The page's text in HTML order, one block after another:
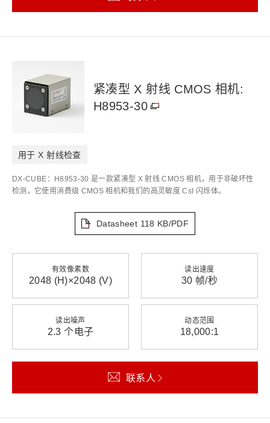
紧凑型 X 射线 CMOS 相机:
H8953-30
用于 X 射线检查
DX-CUBE：H8953-30 是一款紧凑型 X 射线 CMOS 相机，用于非破坏性
检测，它使用消费级 CMOS 相机和我们的高灵敏度 CsI 闪烁体。
Datasheet 118 KB/PDF
有效像素数
2048 (H)×2048 (V)
读出速度
30 帧/秒
读出噪声
2.3 个电子
动态范围
18,000:1
联系人